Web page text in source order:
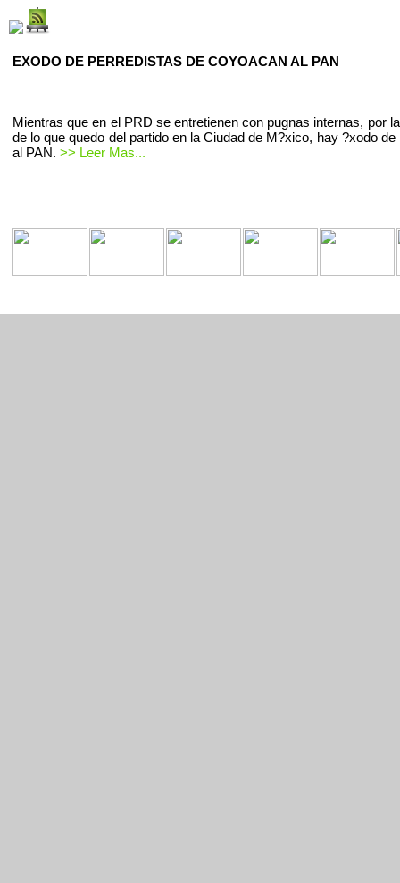
EXODO DE PERREDISTAS DE COYOACAN AL PAN
Mientras que en el PRD se entretienen con pugnas internas, por
de lo que quedo del partido en la Ciudad de M?xico, hay ?xodo de
al PAN. >> Leer Mas...